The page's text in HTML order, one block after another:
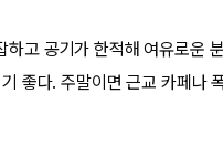
고 공기가 한적해 여유로운
좋다. 주말이면 근교 카페나